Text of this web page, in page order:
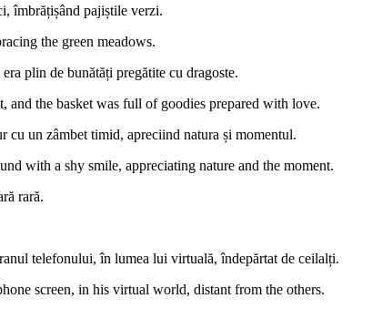
îmbrățișând pajiștile verzi.
the green meadows.
plin de bunătăți pregătite cu dragoste.
and the basket was full of goodies prepared with love.
un zâmbet timid, apreciind natura și momentul.
with a shy smile, appreciating nature and the moment.
rară.
telefonului, în lumea lui virtuală, îndepărtat de ceilalți.
screen, in his virtual world, distant from the others.